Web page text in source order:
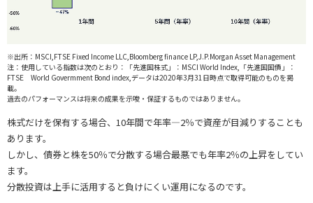
※出所：MSCI,FTSE Fixed Income LLC,Bloomberg finance LP,J.P.Morgan Asset Management
注：使用している指数は次のとおり：「先進国株式」：MSCI World Index,「先進国国債」：
FTSE World Govermment Bond index,データは2020年3月31日時点で取得可能のものを掲
載。
過去のパフォーマンスは将来の成果を示唆・保証するものではありません。
株式だけを保有する場合、10年間で年率―2％で資産が目減りすることも
あります。
しかし、債券と株を50％で分散する場合最悪でも年率2％の上昇をしてい
ます。
分散投資は上手に活用すると負けにくい運用になるのです。